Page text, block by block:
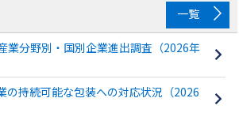
一覧
業分野別・国別企業進出調査（2026年
の持続可能な包装への対応状況（2026